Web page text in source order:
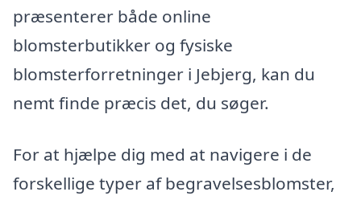
præsenterer både online
blomsterbutikker og fysiske
blomsterforretninger i Jebjerg, kan du
nemt finde præcis det, du søger.
For at hjælpe dig med at navigere i de
forskellige typer af begravelsesblomster,